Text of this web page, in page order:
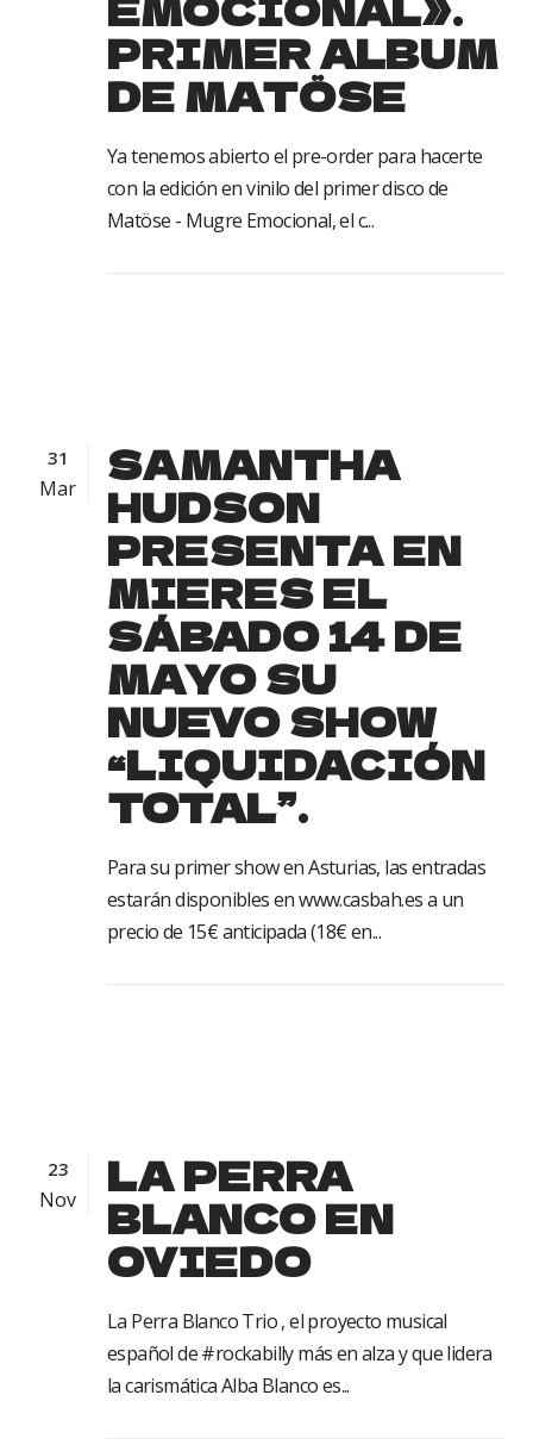
PRIMER ALBUM
DE MATÖSE
Ya tenemos abierto el pre-order para hacerte
con la edición en vinilo del primer disco de
Matöse - Mugre Emocional, el c...
31
Mar SAMANTHA
HUDSON
PRESENTA EN
MIERES EL
SÁBADO 14 DE
MAYO SU
NUEVO SHOW
“LIQUIDACIÓN
TOTAL”.
Para su primer show en Asturias, las entradas
estarán disponibles en www.casbah.es a un
precio de 15€ anticipada (18€ en...
23
Nov LA PERRA
BLANCO EN
OVIEDO
La Perra Blanco Trio , el proyecto musical
español de #rockabilly más en alza y que lidera
la carismática Alba Blanco es...